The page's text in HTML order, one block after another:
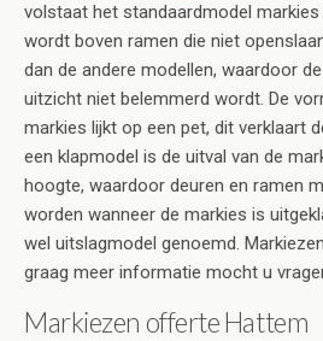
volstaat het standaardmodel
wordt boven ramen die niet
dan de andere modellen, waardoor
uitzicht niet belemmerd wordt. De
markies lijkt op een pet, dit verklaart
een klapmodel is de uitval van de
hoogte, waardoor deuren en ramen
worden wanneer de markies is
wel uitslagmodel genoemd.
graag meer informatie mocht u
Markiezen offerte Hattem